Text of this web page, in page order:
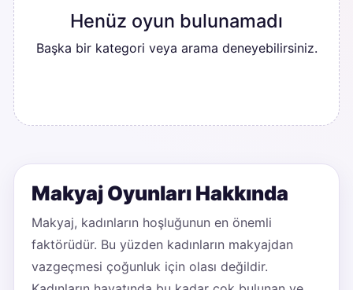
Henüz oyun bulunamadı
Başka bir kategori veya arama deneyebilirsiniz.
Makyaj Oyunları Hakkında
Makyaj, kadınların hoşluğunun en önemli
faktörüdür. Bu yüzden kadınların makyajdan
vazgeçmesi çoğunluk için olası değildir.